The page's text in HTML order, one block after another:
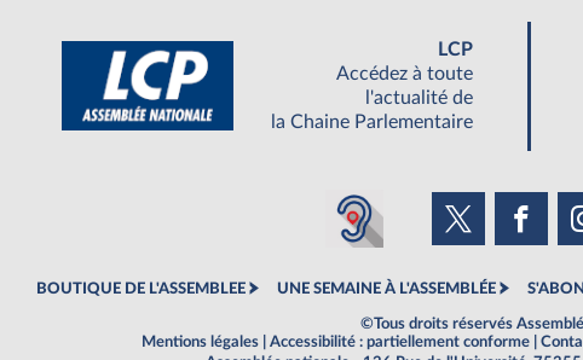
LCP
Accédez à toute
l'actualité de
la Chaine Parlementaire
BOUTIQUE DE L'ASSEMBLEE UNE SEMAINE À L'ASSEMBLÉE
©Tous droits réservés
Mentions légales
Accessibilité : partiellement conforme